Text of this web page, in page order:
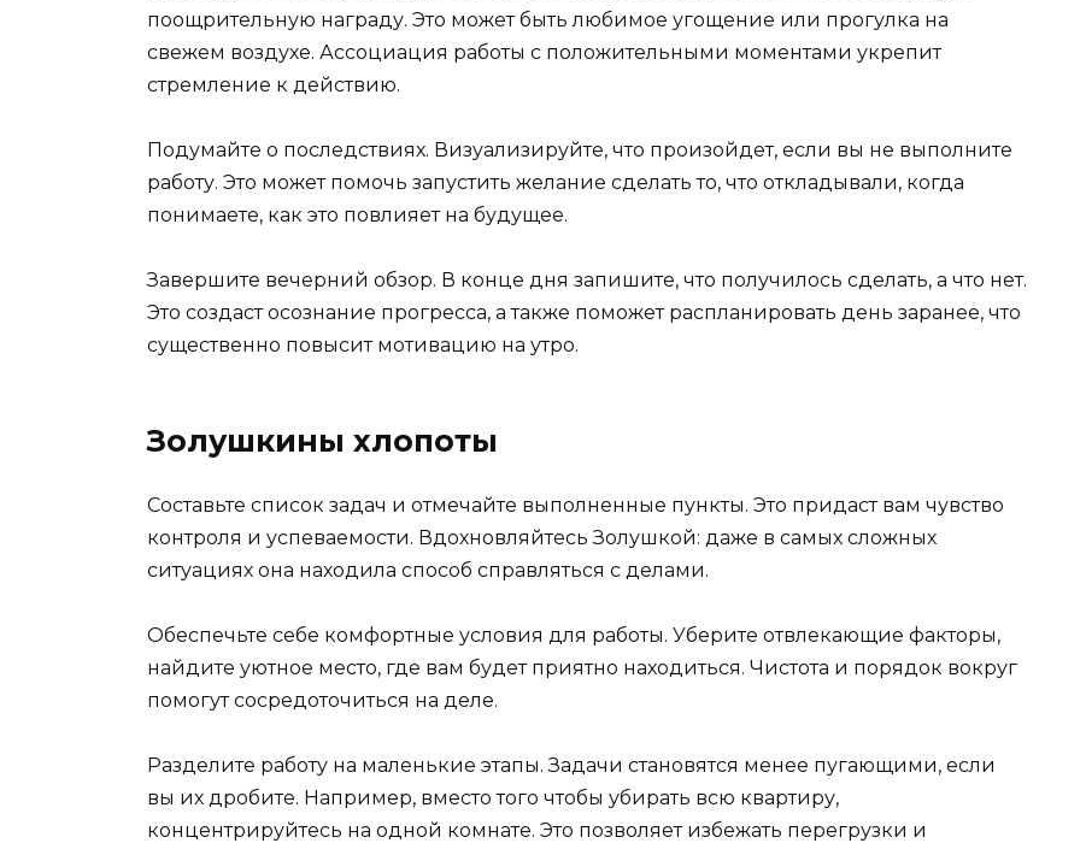
поощрительную награду. Это может быть любимое угощение или прогулка на
свежем воздухе. Ассоциация работы с положительными моментами укрепит
стремление к действию.
Подумайте о последствиях. Визуализируйте, что произойдет, если вы не выполните
работу. Это может помочь запустить желание сделать то, что откладывали, когда
понимаете, как это повлияет на будущее.
Завершите вечерний обзор. В конце дня запишите, что получилось сделать, а что нет.
Это создаст осознание прогресса, а также поможет распланировать день заранее, что
существенно повысит мотивацию на утро.
Золушкины хлопоты
Составьте список задач и отмечайте выполненные пункты. Это придаст вам чувство
контроля и успеваемости. Вдохновляйтесь Золушкой: даже в самых сложных
ситуациях она находила способ справляться с делами.
Обеспечьте себе комфортные условия для работы. Уберите отвлекающие факторы,
найдите уютное место, где вам будет приятно находиться. Чистота и порядок вокруг
помогут сосредоточиться на деле.
Разделите работу на маленькие этапы. Задачи становятся менее пугающими, если
вы их дробите. Например, вместо того чтобы убирать всю квартиру,
концентрируйтесь на одной комнате. Это позволяет избежать перегрузки и